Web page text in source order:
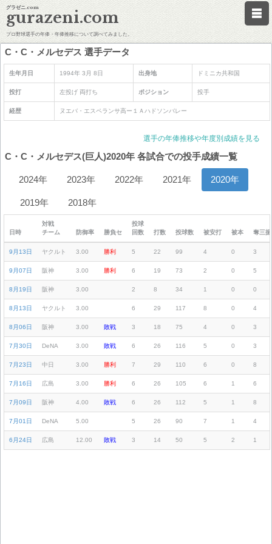
グラゼニ.com
gurazeni.com
プロ野球選手の年俸・年俸推移について調べてみました。
C・C・メルセデス 選手データ
生年月日 1994年 3月 8日 出身地 ドミニカ共和国
投打 左投げ 両打ち ポジション 投手
経歴 ヌエバ・エスペランサ高ー１Ａハドソンバレー
選手の年俸推移や年度別成績を見る
C・C・メルセデス(巨人)2020年 各試合での投手成績一覧
2024年 2023年 2022年 2021年 2020年
2019年 2018年
日時
対戦
チーム
防御率 勝負セ
投球
回数
打数 投球数 被安打 被本 奪三振
9月13日 ヤクルト 3.00 勝利 5 22 99 4 0 3
9月07日 阪神 3.00 勝利 6 19 73 2 0 5
8月19日 阪神 3.00 2 8 34 1 0 0
8月13日 ヤクルト 3.00 6 29 117 8 0 4
8月06日 阪神 3.00 敗戦 3 18 75 4 0 3
7月30日 DeNA 3.00 敗戦 6 26 116 5 0 3
7月23日 中日 3.00 勝利 7 29 110 6 0 8
7月16日 広島 3.00 勝利 6 26 105 6 1 6
7月09日 阪神 4.00 敗戦 6 26 112 5 1 8
7月01日 DeNA 5.00 5 26 90 7 1 4
6月24日 広島 12.00 敗戦 3 14 50 5 2 1